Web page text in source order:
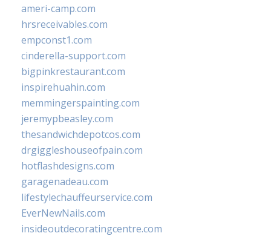
ameri-camp.com
hrsreceivables.com
empconst1.com
cinderella-support.com
bigpinkrestaurant.com
inspirehuahin.com
memmingerspainting.com
jeremypbeasley.com
thesandwichdepotcos.com
drgiggleshouseofpain.com
hotflashdesigns.com
garagenadeau.com
lifestylechauffeurservice.com
EverNewNails.com
insideoutdecoratingcentre.com